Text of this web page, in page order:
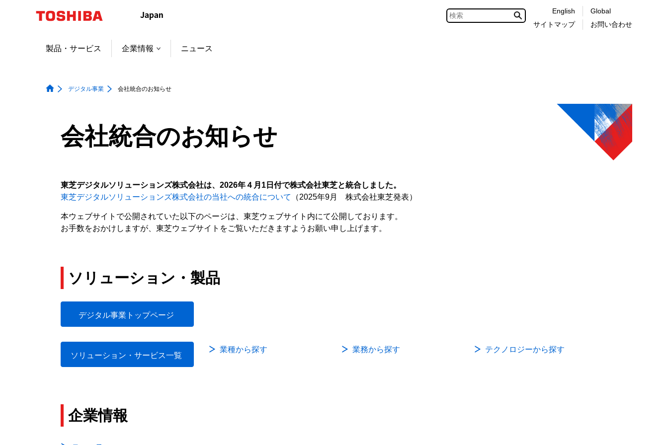
ャ
English
サイトマップ
Global
お問い合わせ
製品・サービス 企業情報 ニュース
デジタル事業 会社統合のお知らせ
会社統合のお知らせ
東芝デジタルソリューションズ株式会社は、2026年４月1日付で株式会社東芝と統合しました。
東芝デジタルソリューションズ株式会社の当社への統合について
（2025年9月 株式会社東芝発表）
本ウェブサイトで公開されていた以下のページは、東芝ウェブサイト内にて公開しております。
お手数をおかけしますが、東芝ウェブサイトをご覧いただきますようお願い申し上げます。
ソリューション・製品
デジタル事業トップページ
ソリューション・サービス一覧
業種から探す 業務から探す テクノロジーから探す
企業情報